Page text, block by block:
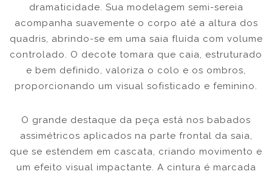
dramaticidade. Sua modelagem semi-sereia
acompanha suavemente o corpo até a altura dos
quadris, abrindo-se em uma saia fluida com volume
controlado. O decote tomara que caia, estruturado
e bem definido, valoriza o colo e os ombros,
proporcionando um visual sofisticado e feminino.
O grande destaque da peça está nos babados
assimétricos aplicados na parte frontal da saia,
que se estendem em cascata, criando movimento e
um efeito visual impactante. A cintura é marcada